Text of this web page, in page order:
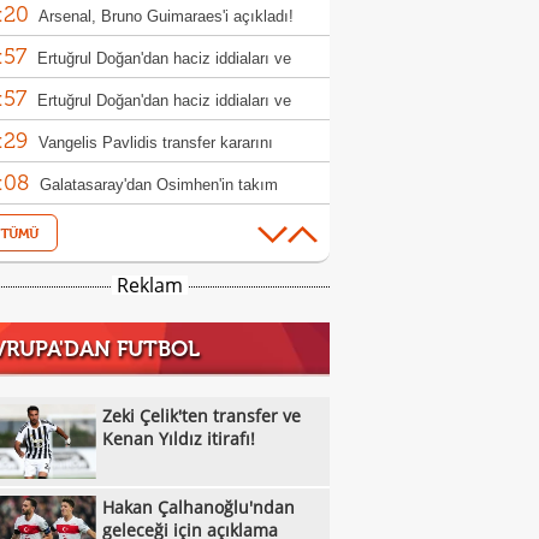
Arsenal, Bruno Guimaraes'i açıkladı!
Ertuğrul Doğan'dan haciz iddiaları ve
açıklaması
Ertuğrul Doğan'dan haciz iddiaları ve
açıklaması
Vangelis Pavlidis transfer kararını
verdi!
Galatasaray'dan Osimhen'in takım
teklif hazırlığı!
Zeki Çelik'ten transfer ve Kenan Yıldız
Fenerbahçe'de Semedo takımdan
Can Uzun transferinde kritik aşama: Fark
şampiyonu oldu
Trabzonspor'dan Parrott hamlesi
Galatasaray'da transfer çıkmazının
'Osimhen'
Beşiktaş'a büyük indirim: Pierre-Emile
Reklam
FUTBOL
Zeki Çelik'ten transfer ve
Kenan Yıldız itirafı!
Hakan Çalhanoğlu'ndan
geleceği için açıklama